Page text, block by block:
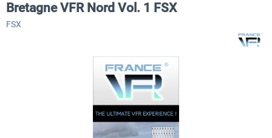
Bretagne VFR Nord Vol. 1 FSX
FSX